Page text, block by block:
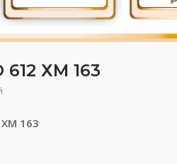
ХМ 163
163